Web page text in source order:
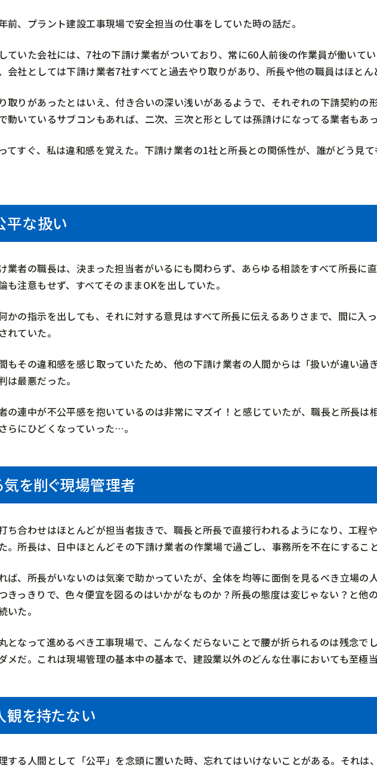
前、プラント建設工事現場で安全担当の仕事をしていた時の話だ。
ていた会社には、7社の下請け業者がついており、常に60人前後の作業員が働いて
会社としては下請け業者7社すべてと過去やり取りがあり、所長や他の職員はほとん
取りがあったとはいえ、付き合いの深い浅いがあるようで、それぞれの下請契約の
動いているサブコンもあれば、二次、三次と形としては孫請けになってる業者もあっ
てすぐ、私は違和感を覚えた。下請け業者の1社と所長との関係性が、誰がどう見
平な扱い
業者の職長は、決まった担当者がいるにも関わらず、あらゆる相談をすべて所長に
も注意もせず、すべてそのままOKを出していた。
かの指示を出しても、それに対する意見はすべて所長に伝えるありさまで、間に入
れていた。
もその違和感を感じ取っていたため、他の下請け業者の人間からは「扱いが違い過
は最悪だった。
の連中が不公平感を抱いているのは非常にマズイ！と感じていたが、職長と所長は
らにひどくなっていった…。
気を削ぐ現場管理者
ち合わせはほとんどが担当者抜きで、職長と所長で直接行われるようになり、工程
。所長は、日中ほとんどその下請け業者の作業場で過ごし、事務所を不在にするこ
ば、所長がいないのは気楽で助かっていたが、全体を均等に面倒を見るべき立場の
きっきりで、色々便宜を図るのはいかがなものか？所長の態度は変じゃない？と他
いた。
となって進めるべき工事現場で、こんなくだらないことで腰が折られるのは残念で
メだ。これは現場管理の基本中の基本で、建設業以外のどんな仕事においても至極当
観を持たない
する人間として「公平」を念頭に置いた時、忘れてはいけないことがある。それは